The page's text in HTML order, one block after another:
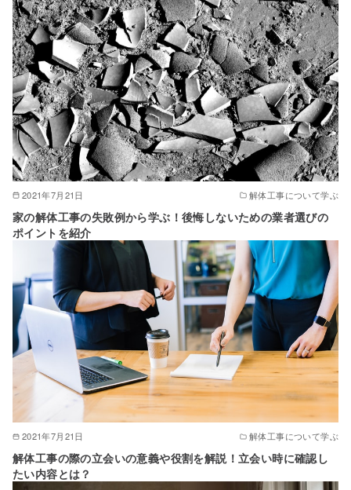
2021年7月21日 解体工事について学ぶ
家の解体工事の失敗例から学ぶ！後悔しないための業者選びの
ポイントを紹介
2021年7月21日 解体工事について学ぶ
解体工事の際の立会いの意義や役割を解説！立会い時に確認し
たい内容とは？